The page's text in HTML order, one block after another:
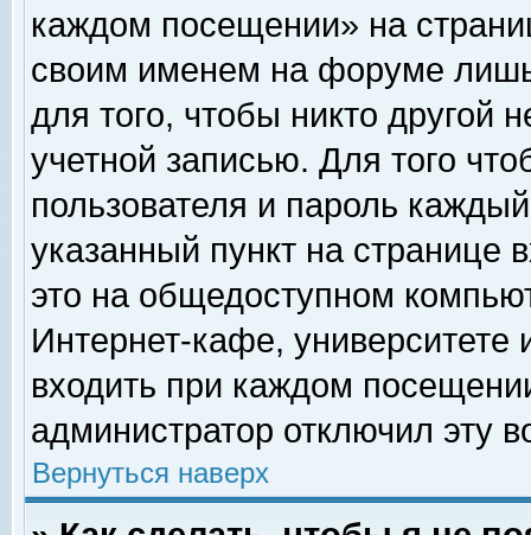
каждом посещении» на
своим именем на форуме
для того, чтобы никто другой
учетной записью. Для того
пользователя и пароль
указанный пункт на
это на общедоступном
Интернет-кафе, университете
входить при каждом
администратор отключил эту
Вернуться наверх